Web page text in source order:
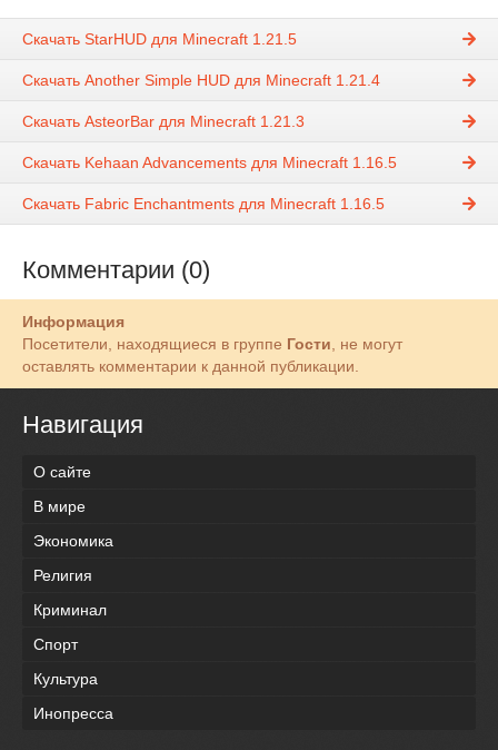
Скачать StarHUD для Minecraft 1.21.5
Скачать Another Simple HUD для Minecraft 1.21.4
Скачать AsteorBar для Minecraft 1.21.3
Скачать Kehaan Advancements для Minecraft 1.16.5
Скачать Fabric Enchantments для Minecraft 1.16.5
Комментарии (0)
Информация
Посетители, находящиеся в группе Гости, не могут
оставлять комментарии к данной публикации.
Навигация
О сайте
В мире
Экономика
Религия
Криминал
Спорт
Культура
Инопресса